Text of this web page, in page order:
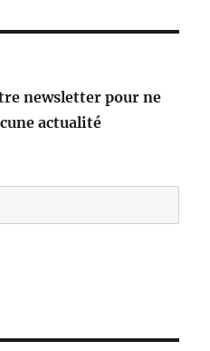
newsletter pour ne
actualité